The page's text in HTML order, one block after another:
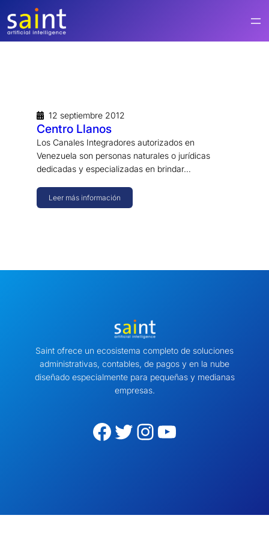
contenido
12 septiembre 2012
Centro Llanos
Los Canales Integradores autorizados en
Venezuela son personas naturales o jurídicas
dedicadas y especializadas en brindar…
Leer más información
Saint ofrece un ecosistema completo de soluciones
administrativas, contables, de pagos y en la nube
diseñado especialmente para pequeñas y medianas
empresas.
Facebook Twitter Instagram YouTube